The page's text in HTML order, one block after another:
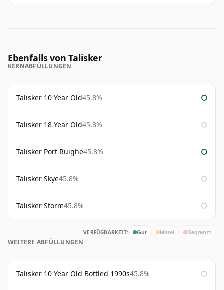
Ebenfalls von Talisker
KERNABFÜLLUNGEN
Talisker 10 Year Old45.8%
Talisker 18 Year Old45.8%
Talisker Port Ruighe45.8%
Talisker Skye45.8%
Talisker Storm45.8%
VERFÜGBARKEIT: Gut Mittel Begrenzt
WEITERE ABFÜLLUNGEN
Talisker 10 Year Old Bottled 1990s45.8%